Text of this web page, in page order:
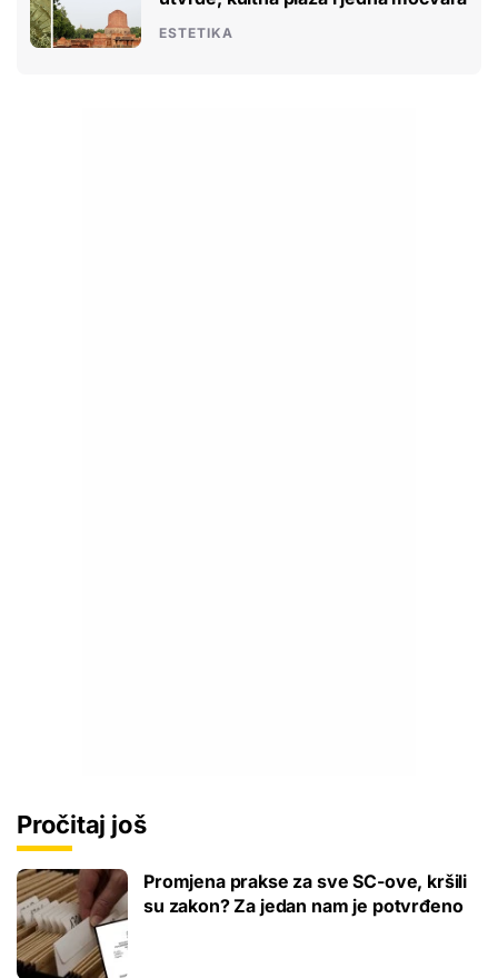
ESTETIKA
Pročitaj još
Promjena prakse za sve SC-ove, kršili
su zakon? Za jedan nam je potvrđeno